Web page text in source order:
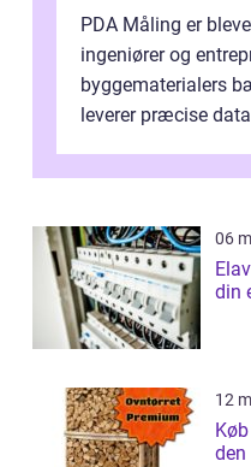
PDA Måling er
ingeniører og
byggematerialers
leverer præcise
06
Elavtal så väljer
din
12
Køb af